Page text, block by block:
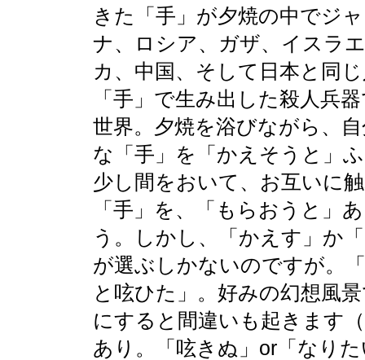
きた「手」が夕焼の中でジ
ナ、ロシア、ガザ、イスラ
カ、中国、そして日本と同
「手」で生み出した殺人兵
世界。夕焼を浴びながら、
な「手」を「かえそうと」
少し間をおいて、お互いに
「手」を、「もらおうと」
う。しかし、「かえす」か
が選ぶしかないのですが。
と呟ひた」。好みの幻想風
にすると間違いも起きます
あり。「呟きぬ」or「なり